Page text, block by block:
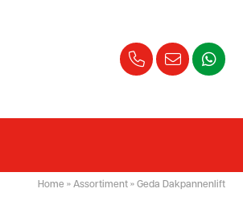
Home » Assortiment » Geda Dakpannenlift